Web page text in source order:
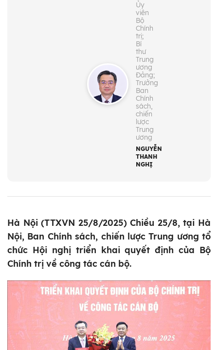
Ủy
viên
Bộ
Chính
trị;
Bí
thư
Trung
ương
Đảng;
Trưởng
Ban
Chính
sách,
chiến
lược
Trung
ương
NGUYỄN
THANH
NGHỊ
Hà Nội (TTXVN 25/8/2025) Chiều 25/8, tại Hà
Nội, Ban Chính sách, chiến lược Trung ương tổ
chức Hội nghị triển khai quyết định của Bộ
Chính trị về công tác cán bộ.